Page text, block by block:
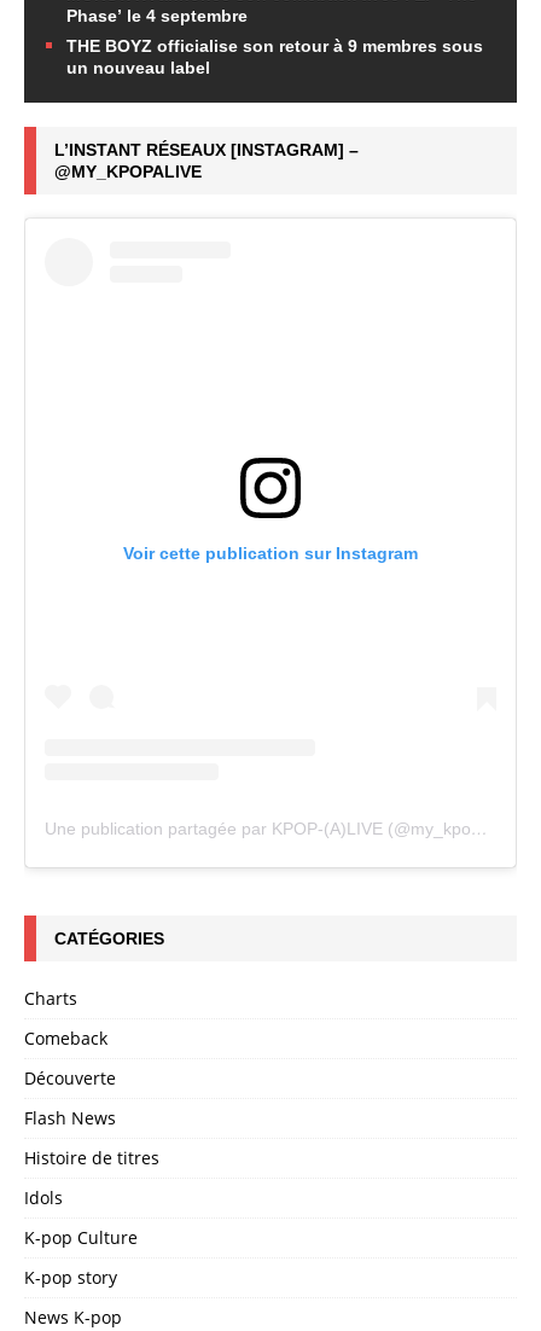
Phase’ le 4 septembre
THE BOYZ officialise son retour à 9 membres sous
un nouveau label
L’INSTANT RÉSEAUX [INSTAGRAM] –
@MY_KPOPALIVE
Voir cette publication sur Instagram
Une publication partagée par KPOP-(A)LIVE (@my_kpopalive)
CATÉGORIES
Charts
Comeback
Découverte
Flash News
Histoire de titres
Idols
K-pop Culture
K-pop story
News K-pop